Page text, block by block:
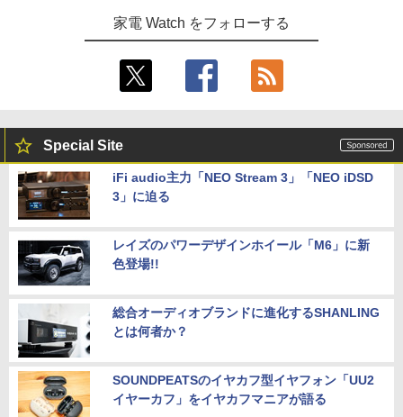
家電 Watch をフォローする
Special Site
iFi audio主力「NEO Stream 3」「NEO iDSD
3」に迫る
レイズのパワーデザインホイール「M6」に新
色登場!!
総合オーディオブランドに進化するSHANLING
とは何者か？
SOUNDPEATSのイヤカフ型イヤフォン「UU2
イヤーカフ」をイヤカフマニアが語る